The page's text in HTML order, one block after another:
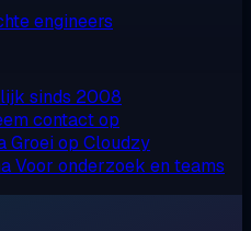
engineers
sinds 2008
contact op
Groei op Cloudzy
Voor onderzoek en teams